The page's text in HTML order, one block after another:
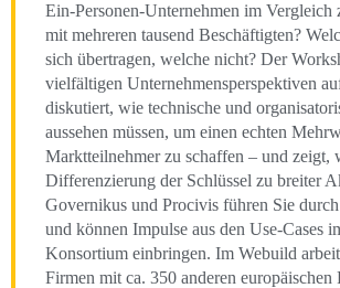
Ein-Personen-Unternehmen im Vergleich
mit mehreren tausend Beschäftigten?
sich übertragen, welche nicht? Der
vielfältigen Unternehmensperspektiven
diskutiert, wie technische und
aussehen müssen, um einen echten
Marktteilnehmer zu schaffen – und zeigt,
Differenzierung der Schlüssel zu breiter
Governikus und Procivis führen Sie
und können Impulse aus den Use-Cases
Konsortium einbringen. Im Webuild
Firmen mit ca. 350 anderen europäischen